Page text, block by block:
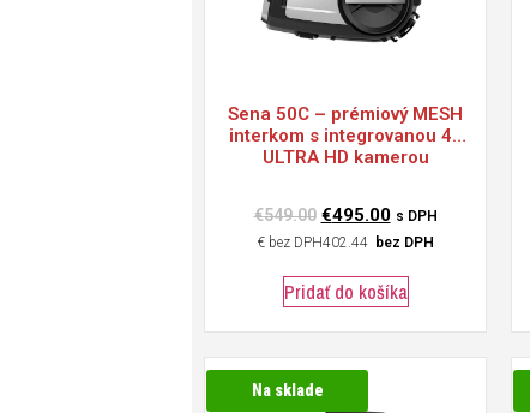
Sena 50C – prémiový MESH
interkom s integrovanou 4K
ULTRA HD kamerou
€549.00 €495.00 s DPH
€
402.44 bez DPH
Pridať do košíka
Na sklade